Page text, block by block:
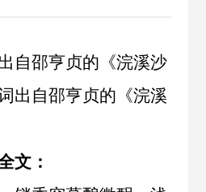
自邵亨贞的《浣溪沙
出自邵亨贞的《浣溪
文：